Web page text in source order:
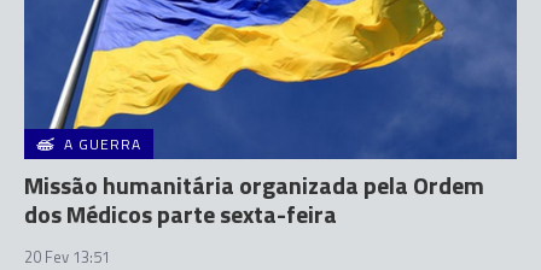
A GUERRA
Missão humanitária organizada pela Ordem
dos Médicos parte sexta-feira
20 Fev 13:51